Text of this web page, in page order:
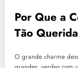
Por Que a
Tão Querida
O grande charme